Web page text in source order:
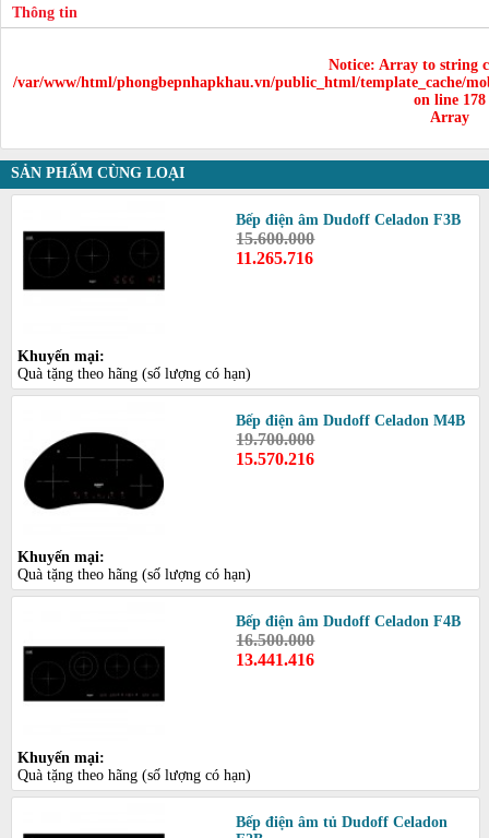
Thông tin
Notice: Array to string
/var/www/html/phongbepnhapkhau.vn/public_html/template_cache/
on line 178
Array
SẢN PHẨM CÙNG LOẠI
Bếp điện âm Dudoff Celadon F3B
15.600.000
11.265.716
Khuyến mại:
Quà tặng theo hãng (số lượng có hạn)
Bếp điện âm Dudoff Celadon M4B
19.700.000
15.570.216
Khuyến mại:
Quà tặng theo hãng (số lượng có hạn)
Bếp điện âm Dudoff Celadon F4B
16.500.000
13.441.416
Khuyến mại:
Quà tặng theo hãng (số lượng có hạn)
Bếp điện âm tủ Dudoff Celadon